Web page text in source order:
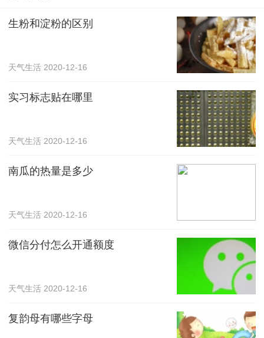
生粉和淀粉的区别
天气生活 2020-12-16
实习标志贴在哪里
天气生活 2020-12-16
南瓜的热量是多少
天气生活 2020-12-16
微信分付怎么开通额度
天气生活 2020-12-16
复韵母有哪些字母